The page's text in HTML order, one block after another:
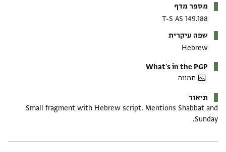
מספר מדף
T-S AS 149.188
שפה עיקרית
Hebrew
What's in the PGP
תמונה
תיאור
Small fragment with Hebrew script. Mentions Shabbat and
Sunday.